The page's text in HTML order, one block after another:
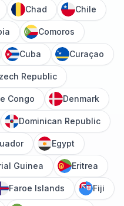
Chad Chile
Comoros
Cuba Curaçao
Republic
Congo Denmark
Dominican Republic
Egypt
Guinea Eritrea
Faroe Islands Fiji